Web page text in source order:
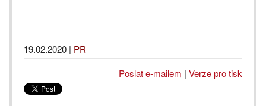
19.02.2020 | PR
Poslat e-mailem | Verze pro tisk